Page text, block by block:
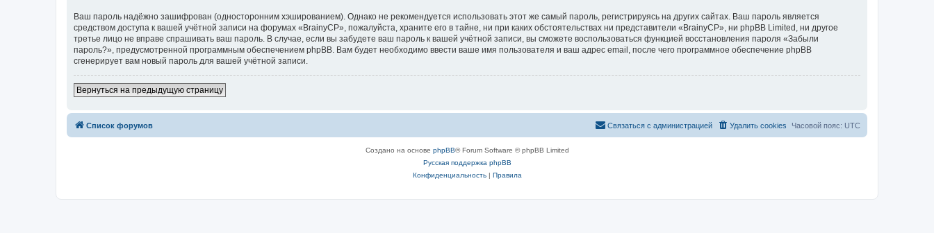
Ваш пароль надёжно зашифрован (односторонним хэшированием). Однако не рекомендуется использовать этот же самый пароль, регистрируясь на других сайтах. Ваш пароль является
средством доступа к вашей учётной записи на форумах «BrainyCP», пожалуйста, храните его в тайне, ни при каких обстоятельствах ни представители «BrainyCP», ни phpBB Limited, ни другое
третье лицо не вправе спрашивать ваш пароль. В случае, если вы забудете ваш пароль к вашей учётной записи, вы сможете воспользоваться функцией восстановления пароля «Забыли
пароль?», предусмотренной программным обеспечением phpBB. Вам будет необходимо ввести ваше имя пользователя и ваш адрес email, после чего программное обеспечение phpBB
сгенерирует вам новый пароль для вашей учётной записи.
Вернуться на предыдущую страницу
Список форумов Часовой пояс: UTC
Удалить cookies
Связаться с администрацией
Создано на основе phpBB® Forum Software © phpBB Limited
Русская поддержка phpBB
Конфиденциальность| Правила